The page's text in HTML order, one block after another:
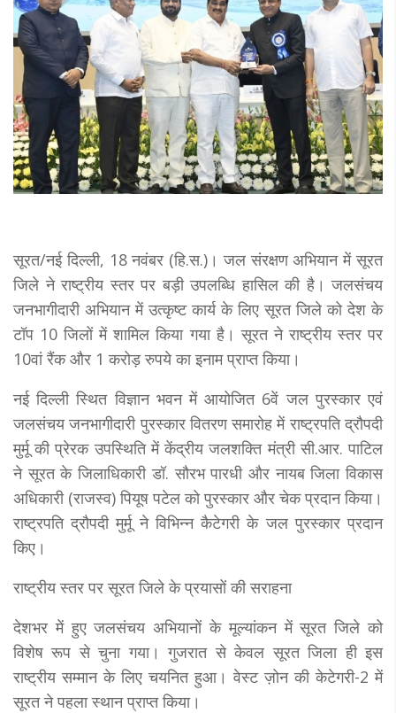
सूरत/नई दिल्ली, 18 नवंबर (हि.स.)। जल संरक्षण अभियान में सूरत
जिले ने राष्ट्रीय स्तर पर बड़ी उपलब्धि हासिल की है। जलसंचय
जनभागीदारी अभियान में उत्कृष्ट कार्य के लिए सूरत जिले को देश के
टॉप 10 जिलों में शामिल किया गया है। सूरत ने राष्ट्रीय स्तर पर
10वां रैंक और 1 करोड़ रुपये का इनाम प्राप्त किया।
नई दिल्ली स्थित विज्ञान भवन में आयोजित 6वें जल पुरस्कार एवं
जलसंचय जनभागीदारी पुरस्कार वितरण समारोह में राष्ट्रपति द्रौपदी
मुर्मू की प्रेरक उपस्थिति में केंद्रीय जलशक्ति मंत्री सी.आर. पाटिल
ने सूरत के जिलाधिकारी डॉ. सौरभ पारधी और नायब जिला विकास
अधिकारी (राजस्व) पियूष पटेल को पुरस्कार और चेक प्रदान किया।
राष्ट्रपति द्रौपदी मुर्मू ने विभिन्न कैटेगरी के जल पुरस्कार प्रदान
किए।
राष्ट्रीय स्तर पर सूरत जिले के प्रयासों की सराहना
देशभर में हुए जलसंचय अभियानों के मूल्यांकन में सूरत जिले को
विशेष रूप से चुना गया। गुजरात से केवल सूरत जिला ही इस
राष्ट्रीय सम्मान के लिए चयनित हुआ। वेस्ट ज़ोन की केटेगरी-2 में
सूरत ने पहला स्थान प्राप्त किया।